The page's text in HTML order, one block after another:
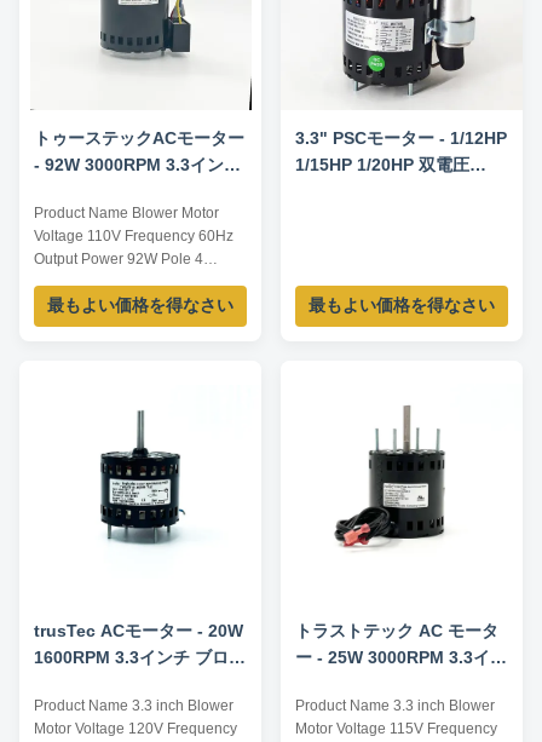
トゥーステックACモーター
- 92W 3000RPM 3.3インチ
Product Name Blower Motor
Voltage 110V Frequency 60Hz
Output Power 92W Pole 4
AMPS / Speed 3000RPM
Capacitor 4μF/370V Insulation
Class Class B Power Factor /
Voltage /V YZF-20-4B 92 60
最もよい価格を得なさい
3.3" PSCモーター - 1/12HP
1/15HP 1/20HP 双電圧
最もよい価格を得なさい
trusTec ACモーター - 20W
1600RPM 3.3インチ ブロー
Product Name 3.3 inch Blower
Motor Voltage 120V Frequency
トラストテック AC モータ
ー - 25W 3000RPM 3.3イン
Product Name 3.3 inch Blower
Motor Voltage 115V Frequency